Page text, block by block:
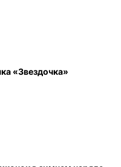
«Звездочка»